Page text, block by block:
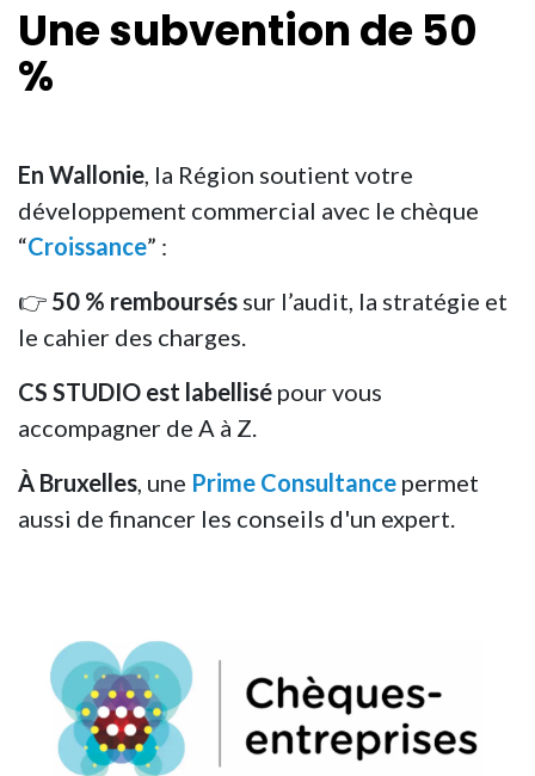
Unesubventionde 50
%
En Wallonie, la Région soutient votre
développement commercial avec le chèque
“Croissance” :
👉 50 % remboursés sur l’audit, la stratégie et
le cahier des charges.
CS STUDIO est labellisé pour vous
accompagner de A à Z.
À Bruxelles, une Prime Consultance permet
aussi de financer les conseils d'un expert.